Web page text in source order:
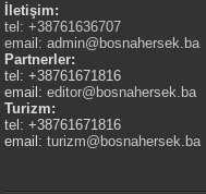
İletişim:
tel: +38761636707
email:admin@bosnahersek.ba
Partnerler:
tel: +38761671816
email:editor@bosnahersek.ba
Turizm:
tel: +38761671816
email:turizm@bosnahersek.ba